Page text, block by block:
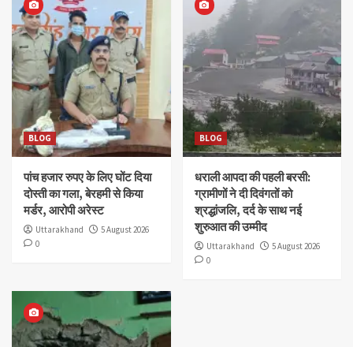
BLOG
पांच हजार रुपए के लिए घोंट दिया
दोस्ती का गला, बेरहमी से किया
मर्डर, आरोपी अरेस्ट
Uttarakhand
5 August 2026
0
BLOG
धराली आपदा की पहली बरसी:
ग्रामीणों ने दी दिवंगतों को
श्रद्धांजलि, दर्द के साथ नई
शुरुआत की उम्मीद
Uttarakhand
5 August 2026
0